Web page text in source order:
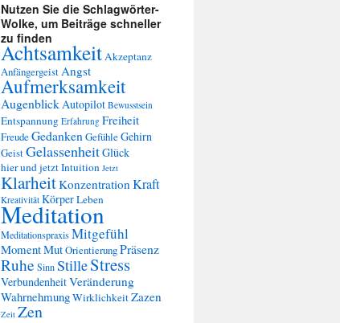
Nutzen Sie die Schlagwörter-
Wolke, um Beiträge schneller
zu finden
AchtsamkeitAkzeptanz
AnfängergeistAngst
Aufmerksamkeit
AugenblickAutopilot Bewusstsein
Entspannung Erfahrung Freiheit
FreudeGedanken GefühleGehirn
GeistGelassenheitGlück
hier und jetztIntuition Jetzt
KlarheitKonzentrationKraft
Kreativität KörperLeben
Meditation
MeditationspraxisMitgefühl
MomentMutOrientierungPräsenz
Ruhe SinnStilleStress
VerbundenheitVeränderung
WahrnehmungWirklichkeitZazen
Zeit Zen